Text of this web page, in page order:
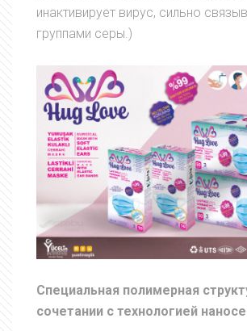
инактивирует вирус, сильно
группами серы.)
Специальная полимерная
сочетании с технологией